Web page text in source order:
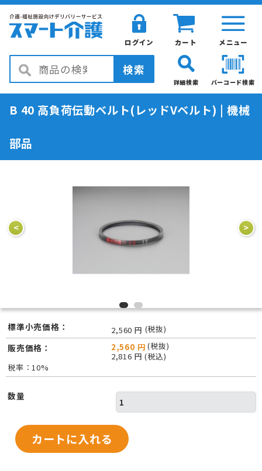
メニュー
カート
ログイン
検索
バーコード検索
詳細検索
B 40 高負荷伝動ベルト(レッドVベルト) | 機械
部品
< >
標準小売価格： 2,560 円 (税抜)
販売価格： 2,560 円 (税抜)
2,816 円 (税込)
税率：10%
数量